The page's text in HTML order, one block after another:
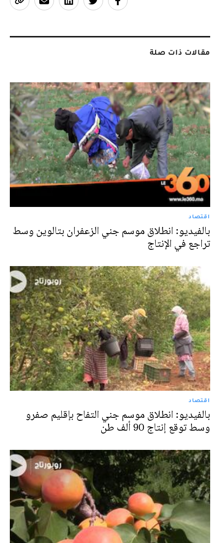
مقالات ذات صلة
اقتصاد
بالفيديو: انطلاق موسم جني الزعفران بتالوين وسط
تراجع في الإنتاج
اقتصاد
بالفيديو: انطلاق موسم جني التفاح بإقليم صفرو
وسط توقع إنتاج 90 ألف طن